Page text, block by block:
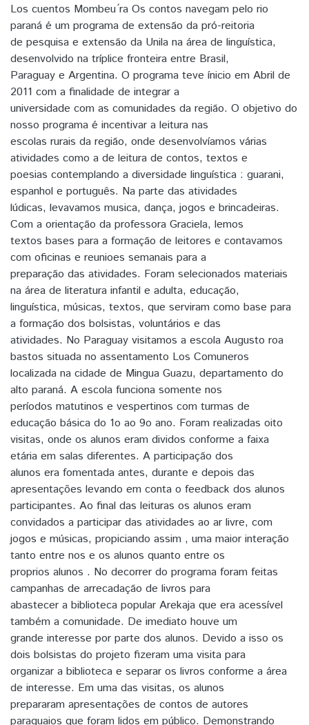
Los cuentos Mombeu ́ra Os contos navegam pelo rio
paraná é um programa de extensão da pró-reitoria
de pesquisa e extensão da Unila na área de linguística,
desenvolvido na tríplice fronteira entre Brasil,
Paraguay e Argentina. O programa teve ínicio em Abril de
2011 com a finalidade de integrar a
universidade com as comunidades da região. O objetivo do
nosso programa é incentivar a leitura nas
escolas rurais da região, onde desenvolvíamos várias
atividades como a de leitura de contos, textos e
poesias contemplando a diversidade linguística : guarani,
espanhol e português. Na parte das atividades
lúdicas, levavamos musica, dança, jogos e brincadeiras.
Com a orientação da professora Graciela, lemos
textos bases para a formação de leitores e contavamos
com oficinas e reunioes semanais para a
preparação das atividades. Foram selecionados materiais
na área de literatura infantil e adulta, educação,
linguística, músicas, textos, que serviram como base para
a formação dos bolsistas, voluntários e das
atividades. No Paraguay visitamos a escola Augusto roa
bastos situada no assentamento Los Comuneros
localizada na cidade de Mingua Guazu, departamento do
alto paraná. A escola funciona somente nos
períodos matutinos e vespertinos com turmas de
educação básica do 1o ao 9o ano. Foram realizadas oito
visitas, onde os alunos eram dividos conforme a faixa
etária em salas diferentes. A participação dos
alunos era fomentada antes, durante e depois das
apresentações levando em conta o feedback dos alunos
participantes. Ao final das leituras os alunos eram
convidados a participar das atividades ao ar livre, com
jogos e músicas, propiciando assim , uma maior interação
tanto entre nos e os alunos quanto entre os
proprios alunos . No decorrer do programa foram feitas
campanhas de arrecadação de livros para
abastecer a biblioteca popular Arekaja que era acessível
também a comunidade. De imediato houve um
grande interesse por parte dos alunos. Devido a isso os
dois bolsistas do projeto fizeram uma visita para
organizar a biblioteca e separar os livros conforme a área
de interesse. Em uma das visitas, os alunos
prepararam apresentações de contos de autores
paraguaios que foram lidos em público. Demonstrando